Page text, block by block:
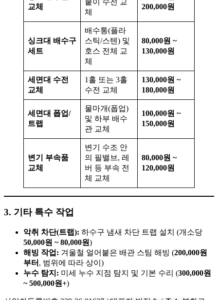
교체
붙이 수전 교
체
200,000원
싱크대 배수구
세트
배수통(플라
스틱/스텐) 및
호스 전체 교
체
80,000원 ~
130,000원
세면대 수전
교체
1홀 또는 3홀
수전 교체
130,000원 ~
180,000원
세면대 폽업/
트랩
물마개(폽업)
및 하부 배수
관 교체
100,000원 ~
150,000원
변기 부속품
교체
변기 수조 안
의 필밸브, 레
버 등 부속 전
체 교체
80,000원 ~
120,000원
3. 기타 특수 작업
악취 차단(트랩): 하수구 냄새 차단 트랩 설치 (개소당
50,000원 ~ 80,000원)
해빙 작업: 겨울철 얼어붙은 배관 스팀 해빙 (200,000원
부터 , 범위에 따라 상이)
누수 탐지: 미세 누수 지점 탐지 및 기본 수리 (300,000원
~ 500,000원+)